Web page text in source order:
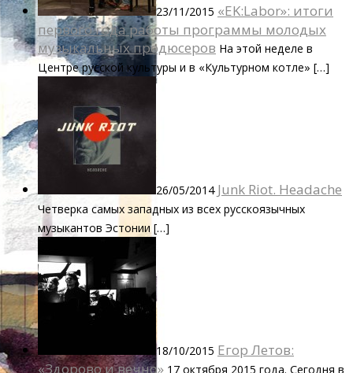
23/11/2015 «EK:Labor»: итоги
первого года работы программы молодых
музыкальных продюсеров На этой неделе в
Центре русской культуры и в «Культурном котле» […]
26/05/2014 Junk Riot. Headache
Четверка самых западных из всех русскоязычных
музыкантов Эстонии […]
18/10/2015 Егор Летов:
«Здорово и вечно» 17 октября 2015 года. Сегодня в